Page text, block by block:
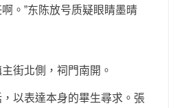
。”东陈放号质疑眼睛墨晴
北側，祠門南開。
表達本身的畢生尋求。張